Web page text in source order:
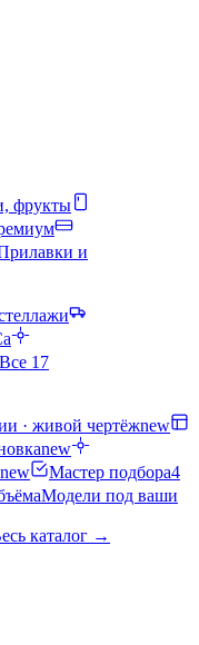
фрукты
и
Все 17
· живой чертёжnew
new
new Мастер подбора4
Модели под ваши
каталог →